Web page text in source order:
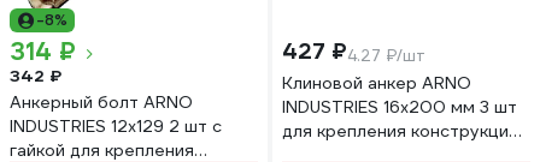
-8%
314 ₽
342 ₽
Анкерный болт ARNO
INDUSTRIES 12х129 2 шт с
гайкой для крепления
427 ₽4.27 ₽/шт
Клиновой анкер ARNO
INDUSTRIES 16х200 мм 3 шт
для крепления конструкций